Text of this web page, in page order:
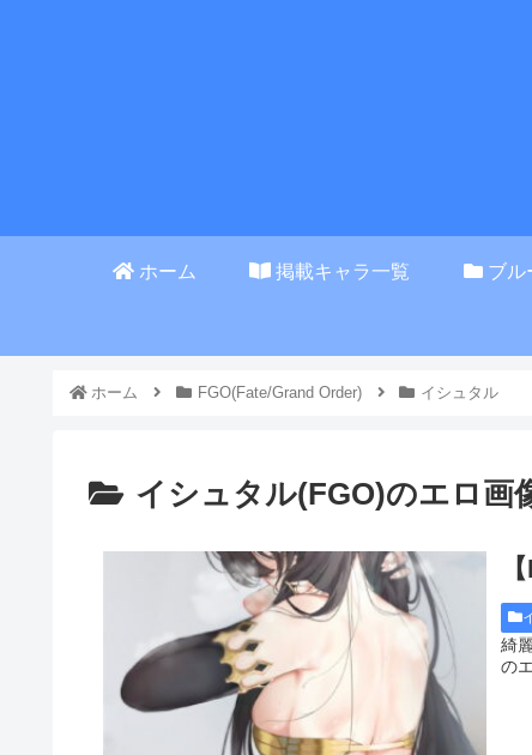
ホーム 掲載キャラ一覧 ブル
ホーム FGO(Fate/Grand Order) イシュタル
イシュタル(FGO)のエロ画
綺
の